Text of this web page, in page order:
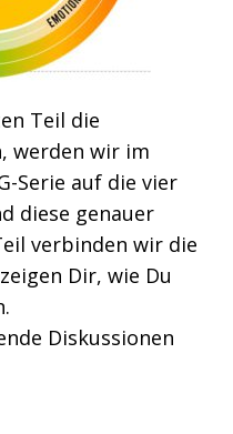
Teil die
werden wir im
Serie auf die vier
diese genauer
verbinden wir die
Dir, wie Du
Diskussionen